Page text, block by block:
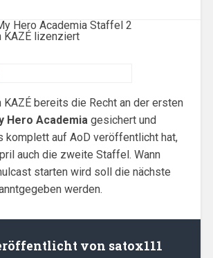
KAZÉ bereits die Recht an der ersten
Hero Academia gesichert und
komplett auf AoD veröffentlicht hat,
auch die zweite Staffel. Wann
starten wird soll die nächste
werden.
von satox111